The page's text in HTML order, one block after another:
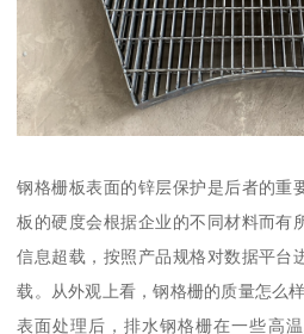
钢格栅板表面的锌层保护是后者的重
板的硬度会根据企业的不同材料而有
信息超载，按照产品规格对数据平台
载。从外观上看，钢格栅的质量怎么
表面处理后，排水钢格栅在一些高